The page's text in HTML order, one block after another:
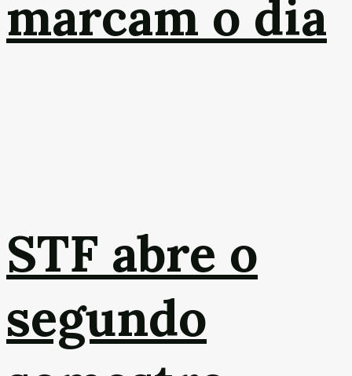
marcam o dia
STF abre o
segundo